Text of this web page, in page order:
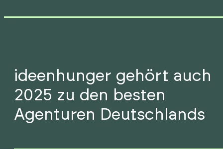
ideenhunger gehört auch
2025 zu den besten
Agenturen Deutschlands